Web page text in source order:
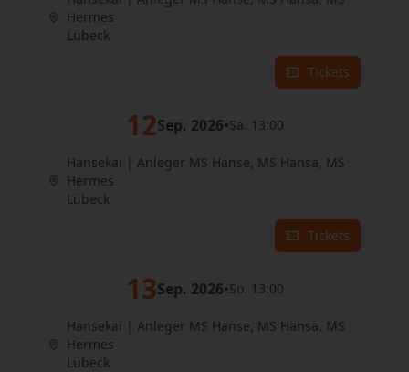
Hermes
Lübeck
Tickets
12Sep. 2026•Sa. 13:00
Hansekai | Anleger MS Hanse, MS Hansa, MS
Hermes
Lübeck
Tickets
13Sep. 2026•So. 13:00
Hansekai | Anleger MS Hanse, MS Hansa, MS
Hermes
Lübeck